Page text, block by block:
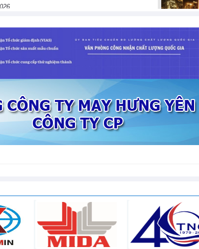
1,3% trong năm 2026
tại nhiều thị trường lớn
năm Bia Hà
tiếp nối
132 năm